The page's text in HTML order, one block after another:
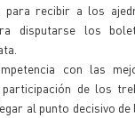
para recibir a los
disputarse los
con las
de los
al punto decisivo de